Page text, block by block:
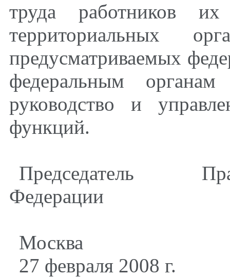
труда работников
территориальных
предусматриваемых
федеральным
руководство и
функций.
Председатель
Федерации
Москва
27 февраля 2008 г.